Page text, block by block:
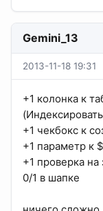
Gemini_13
2013-11-18 19:31
+1 колонка к
+1 чекбокс к
+1 параметр к
+1 проверка
0/1 в шапке